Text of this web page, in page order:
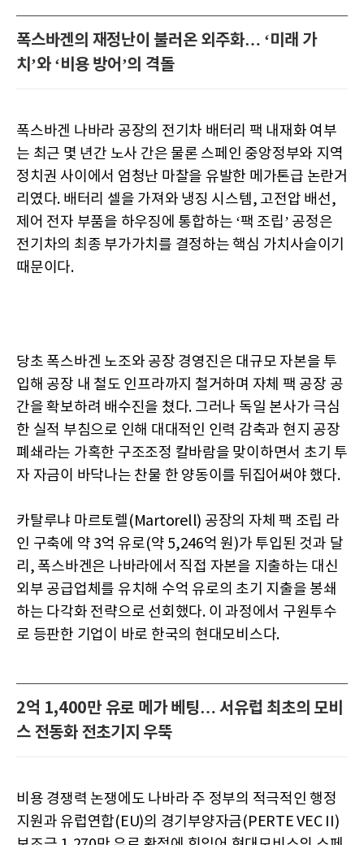
폭스바겐의 재정난이 불러온 외주화… ‘미래 가
치’와 ‘비용 방어’의 격돌
폭스바겐 나바라 공장의 전기차 배터리 팩 내재화 여부
는 최근 몇 년간 노사 간은 물론 스페인 중앙정부와 지역
정치권 사이에서 엄청난 마찰을 유발한 메가톤급 논란거
리였다. 배터리 셀을 가져와 냉징 시스템, 고전압 배선,
제어 전자 부품을 하우징에 통합하는 ‘팩 조립’ 공정은
전기차의 최종 부가가치를 결정하는 핵심 가치사슬이기
때문이다.
당초 폭스바겐 노조와 공장 경영진은 대규모 자본을 투
입해 공장 내 철도 인프라까지 철거하며 자체 팩 공장 공
간을 확보하려 배수진을 쳤다. 그러나 독일 본사가 극심
한 실적 부침으로 인해 대대적인 인력 감축과 현지 공장
폐쇄라는 가혹한 구조조정 칼바람을 맞이하면서 초기 투
자 자금이 바닥나는 찬물 한 양동이를 뒤집어써야 했다.
카탈루냐 마르토렐(Martorell) 공장의 자체 팩 조립 라
인 구축에 약 3억 유로(약 5,246억 원)가 투입된 것과 달
리, 폭스바겐은 나바라에서 직접 자본을 지출하는 대신
외부 공급업체를 유치해 수억 유로의 초기 지출을 봉쇄
하는 다각화 전략으로 선회했다. 이 과정에서 구원투수
로 등판한 기업이 바로 한국의 현대모비스다.
2억 1,400만 유로 메가 베팅… 서유럽 최초의 모비
스 전동화 전초기지 우뚝
비용 경쟁력 논쟁에도 나바라 주 정부의 적극적인 행정
지원과 유럽연합(EU)의 경기부양자금(PERTE VEC II)